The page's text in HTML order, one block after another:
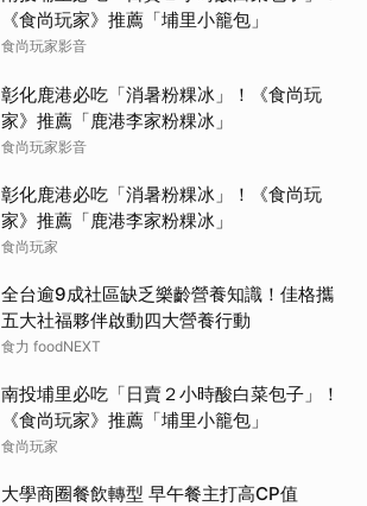
《食尚玩家》推薦「埔里小籠包」
食尚玩家影音
彰化鹿港必吃「消暑粉粿冰」！《食尚玩
家》推薦「鹿港李家粉粿冰」
食尚玩家影音
彰化鹿港必吃「消暑粉粿冰」！《食尚玩
家》推薦「鹿港李家粉粿冰」
食尚玩家
全台逾9成社區缺乏樂齡營養知識！佳格攜
五大社福夥伴啟動四大營養行動
食力 foodNEXT
南投埔里必吃「日賣２小時酸白菜包子」！
《食尚玩家》推薦「埔里小籠包」
食尚玩家
大學商圈餐飲轉型 早午餐主打高CP值